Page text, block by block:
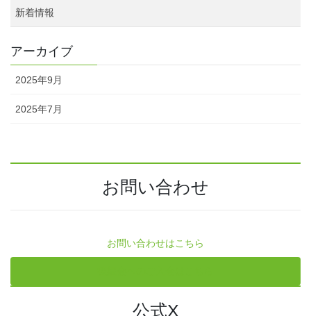
新着情報
アーカイブ
2025年9月
2025年7月
お問い合わせ
お問い合わせはこちら
公式X